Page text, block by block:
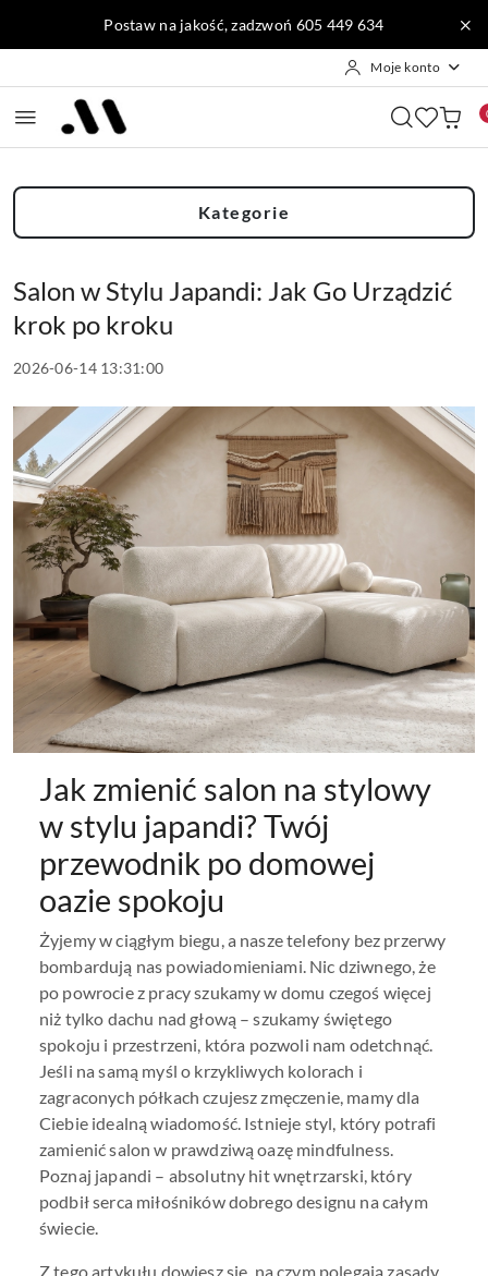
Przejdź do treści głównej
Przejdź do wyszukiwarki
Przejdź do moje konto
Przejdź do menu głównego
Przejdź do stopki
Postaw na jakość, zadzwoń 605 449 634
Moje konto
Kategorie
Salon w Stylu Japandi: Jak Go Urządzić
krok po kroku
2026-06-14 13:31:00
Jak zmienić salon na stylowy
w stylu japandi? Twój
przewodnik po domowej
oazie spokoju
Żyjemy w ciągłym biegu, a nasze telefony bez przerwy
bombardują nas powiadomieniami. Nic dziwnego, że
po powrocie z pracy szukamy w domu czegoś więcej
niż tylko dachu nad głową – szukamy świętego
spokoju i przestrzeni, która pozwoli nam odetchnąć.
Jeśli na samą myśl o krzykliwych kolorach i
zagraconych półkach czujesz zmęczenie, mamy dla
Ciebie idealną wiadomość. Istnieje styl, który potrafi
zamienić salon w prawdziwą oazę mindfulness.
Poznaj japandi – absolutny hit wnętrzarski, który
podbił serca miłośników dobrego designu na całym
świecie.
Z tego artykułu dowiesz się, na czym polegają zasady